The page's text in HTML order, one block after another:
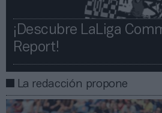
¡Descubre LaLiga
Report!​​
La redacción propone